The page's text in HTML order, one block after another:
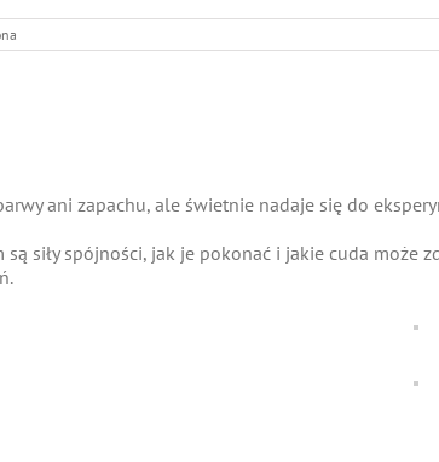
ani zapachu, ale świetnie nadaje się do
siły spójności, jak je pokonać i jakie cuda może